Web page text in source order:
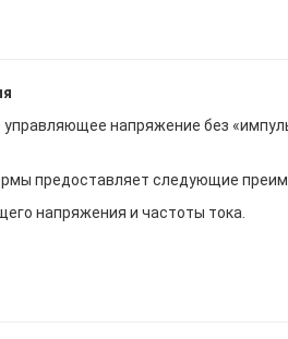
управляющее напряжение без
предоставляет следующие
напряжения и частоты тока.